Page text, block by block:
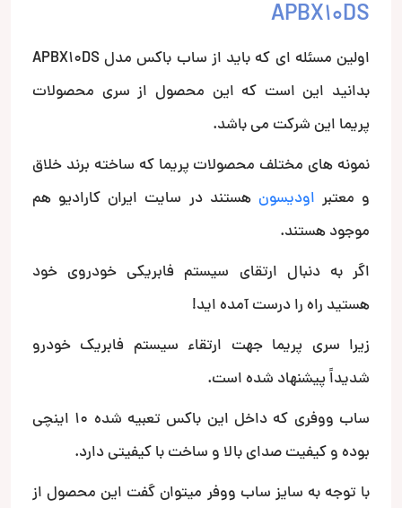
APBX10DS
اولین مسئله ای که باید از ساب باکس مدل APBX10DS
بدانید این است که این محصول از سری محصولات
پریما این شرکت می باشد.
نمونه های مختلف محصولات پریما که ساخته برند خلاق
و معتبر اودیسون هستند در سایت ایران کارادیو هم
موجود هستند.
اگر به دنبال ارتقای سیستم فابریکی خودروی خود
هستید راه را درست آمده اید!
زیرا سری پریما جهت ارتقاء سیستم فابریک خودرو
شدیداً پیشنهاد شده است.
ساب ووفری که داخل این باکس تعبیه شده 10 اینچی
بوده و کیفیت صدای بالا و ساخت با کیفیتی دارد.
با توجه به سایز ساب ووفر میتوان گفت این محصول از